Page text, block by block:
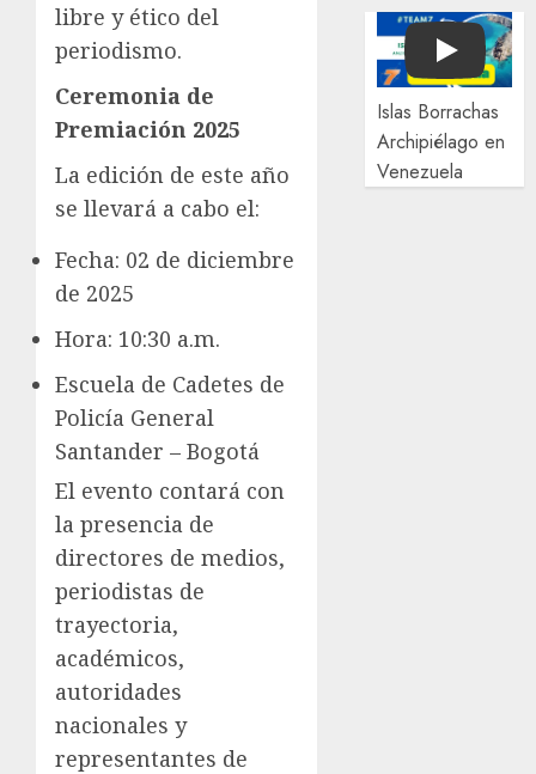
libre y ético del
periodismo.
Ceremonia de
Premiación 2025
La edición de este año
se llevará a cabo el:
Fecha: 02 de diciembre
de 2025
Hora: 10:30 a.m.
Escuela de Cadetes de
Policía General
Santander – Bogotá
El evento contará con
la presencia de
directores de medios,
periodistas de
trayectoria,
académicos,
autoridades
nacionales y
representantes de
Play
Islas Borrachas
Archipiélago en
Venezuela